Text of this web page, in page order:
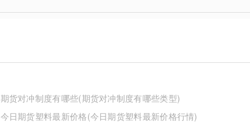
期货对冲制度有哪些(期货对冲制度有哪些类型)
今日期货塑料最新价格(今日期货塑料最新价格行情)